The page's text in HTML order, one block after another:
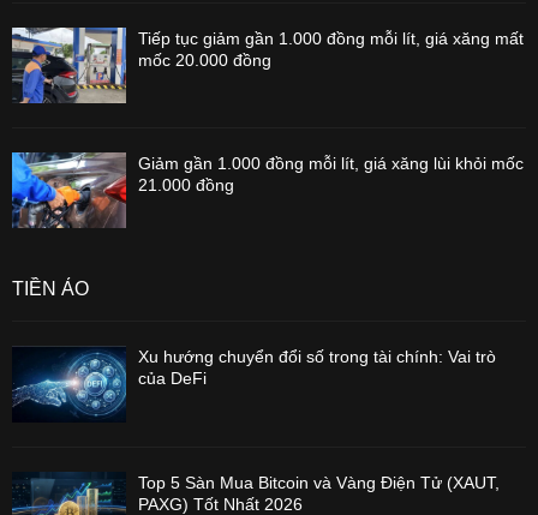
Tiếp tục giảm gần 1.000 đồng mỗi lít, giá xăng mất
mốc 20.000 đồng
Giảm gần 1.000 đồng mỗi lít, giá xăng lùi khỏi mốc
21.000 đồng
TIỀN ẢO
Xu hướng chuyển đổi số trong tài chính: Vai trò
của DeFi
Top 5 Sàn Mua Bitcoin và Vàng Điện Tử (XAUT,
PAXG) Tốt Nhất 2026